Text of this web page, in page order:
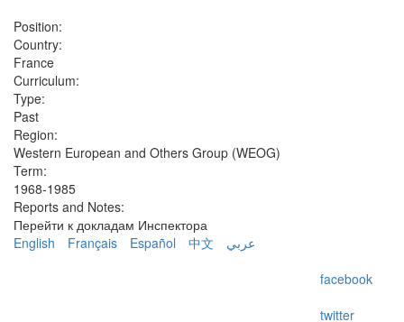
Position:
Country:
France
Curriculum:
Type:
Past
Region:
Western European and Others Group (WEOG)
Term:
1968-1985
Reports and Notes:
Перейти к докладам Инспектора
English
Français Español 中文
عربي
facebook
twitter